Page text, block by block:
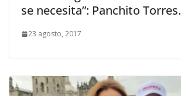
se necesita”: Panchito Torres.
23 agosto, 2017